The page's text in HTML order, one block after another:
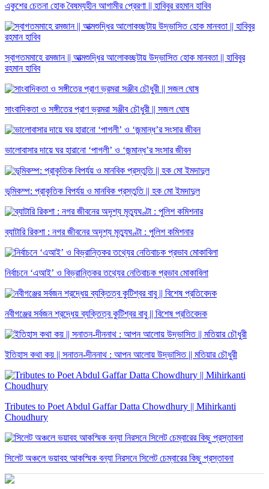
একুশের চেতনা হোক বৈষম্যহীন আগামীর প্রেরণা || হাবিবুর রহমান হাবিব
স্বাগতমমাহে রমজান || আত্মশুদ্ধির আলোকচ্ছটায় উদ্ভাসিত হোক মানবতা || হাবিবুর
রহমান হাবিব
সাংবাদিকতা ও সঙ্গীতের প্রাণ ভ্রমরা সঞ্জীব চৌধুরী || সজল ঘোষ
ভালোবাসার দায়ে ঘর হারানো ‘পাগলী’ ও ‘জন্মান্ধ’র সংসার জীবন
ভূমিকম্প: প্রাকৃতিক বিপর্যয় ও মানবিক প্রস্তুতি || হক মো ইমদাদুল
ব্যাটারি রিকশা : নগর জীবনের অদৃশ্য মৃত্যুঘণ্টা : পুলিশ কমিশনার
নির্বাচনে ‘এআই’ ও বিভ্রান্তিকর তথ্যের নেতিবাচক প্রভাব মোকাবিলা
নবীগঞ্জের সর্বজন শ্রদ্ধেয় ব্যক্তিত্ব কুটিশ্বর বাবু || বিশেষ প্রতিবেদক
ইতিহাস কথা কয় || সনাতন-দীননাথ : আপন আলোয় উদ্ভাসিত || মতিয়ার চৌধুরী
Tributes to Poet Abdul Gaffar Datta Chowdhury || Mihirkanti
Choudhury
সিলেট অঞ্চলে ভয়াবহ আকস্মিক বন্যা নিরসনে সিলেট চেম্বারের কিছু প্রস্তাবনা